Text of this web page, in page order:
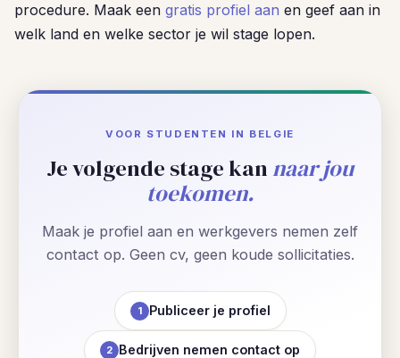
procedure. Maak een gratis profiel aan en geef aan in
welk land en welke sector je wil stage lopen.
VOOR STUDENTEN IN BELGIE
Je volgende stage kan naar jou
toekomen.
Maak je profiel aan en werkgevers nemen zelf
contact op. Geen cv, geen koude sollicitaties.
1 Publiceer je profiel
2 Bedrijven nemen contact op